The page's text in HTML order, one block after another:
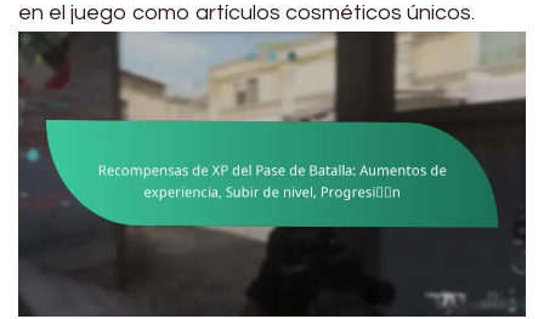
en el juego como artículos cosméticos únicos.